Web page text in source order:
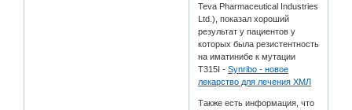
Teva Pharmaceutical Industries
Ltd.), показал хороший
результат у пациентов у
которых была резистентность
на иматинибе к мутации
T315I -Synribo - новое
лекарство для лечения ХМЛ
Также есть информация, что